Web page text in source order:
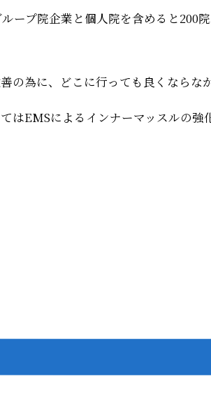
ープ院企業と個人院を含めると200
の為に、どこに行っても良くなら
はEMSによるインナーマッスルの